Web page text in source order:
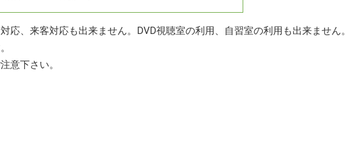
応、来客対応も出来ません。DVD視聴室の利用、自習室の利用も出来ません。
意下さい。